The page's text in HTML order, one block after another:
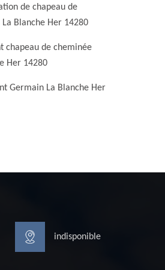
de chapeau de
Blanche Her 14280
chapeau de cheminée
Her 14280
Germain La Blanche Her
indisponible